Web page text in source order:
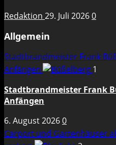
Redaktion 29. Juli 20260
Allgemein
Stadtbrandmeister Frank
Anfängen
1
Stadtbrandmeister Frank
Anfängen
6. August 20260
Carport und Gartenhäuser